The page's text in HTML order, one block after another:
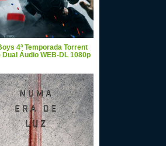
4ª Temporada Torrent
Dual Áudio WEB-DL 1080p